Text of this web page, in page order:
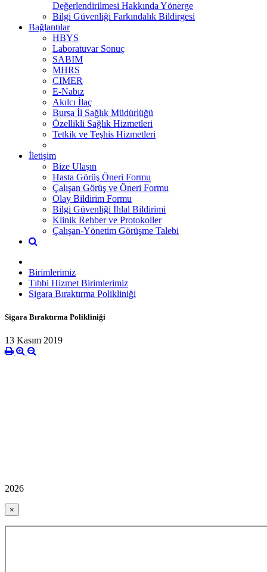
Değerlendirilmesi Hakkında Yönerge
Bilgi Güvenliği Farkındalık Bildirgesi
Bağlantılar
HBYS
Laboratuvar Sonuç
SABIM
MHRS
CIMER
E-Nabız
Akılcı İlaç
Bursa İl Sağlık Müdürlüğü
Özellikli Sağlık Hizmetleri
Tetkik ve Teşhis Hizmetleri
İletişim
Bize Ulaşın
Hasta Görüş Öneri Formu
Çalışan Görüş ve Öneri Formu
Olay Bildirim Formu
Bilgi Güvenliği İhlal Bildirimi
Klinik Rehber ve Protokoller
Çalışan-Yönetim Görüşme Talebi
Birimlerimiz
Tıbbi Hizmet Birimlerimiz
Sigara Bıraktırma Polikliniği
Sigara Bıraktırma Polikliniği
13 Kasım 2019
2026
×